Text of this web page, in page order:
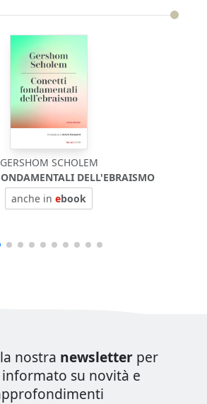
GERSHOM SCHOLEM
DELL'EBRAISMO
anche in ebook
nostra newsletter per
informato su novità e